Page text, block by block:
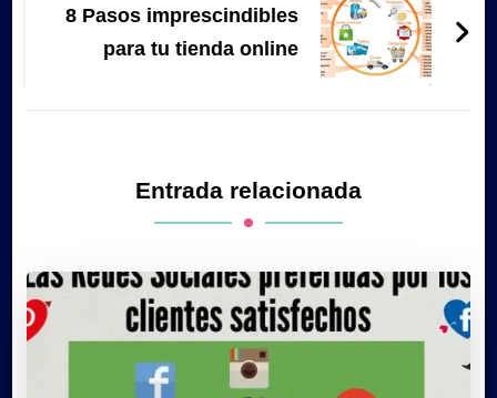
8 Pasos imprescindibles
para tu tienda online
Entrada relacionada